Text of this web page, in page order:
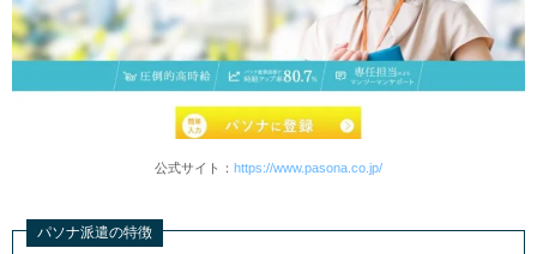
公式サイト： https://www.pasona.co.jp/
パソナ派遣の特徴